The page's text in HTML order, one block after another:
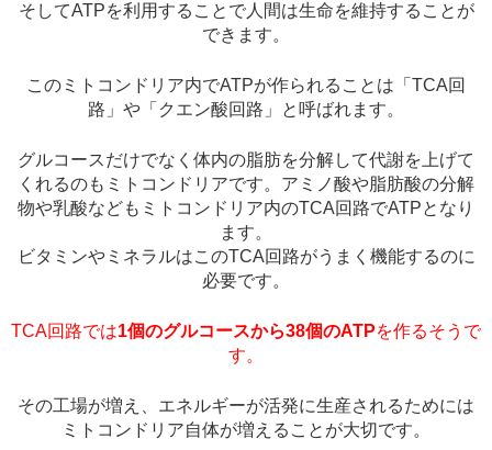
そしてATPを利用することで人間は生命を維持することが
できます。
このミトコンドリア内でATPが作られることは「TCA回
路」や「クエン酸回路」と呼ばれます。
グルコースだけでなく体内の脂肪を分解して代謝を上げて
くれるのもミトコンドリアです。アミノ酸や脂肪酸の分解
物や乳酸などもミトコンドリア内のTCA回路でATPとなり
ます。
ビタミンやミネラルはこのTCA回路がうまく機能するのに
必要です。
TCA回路では1個のグルコースから38個のATPを作るそうで
す。
その工場が増え、エネルギーが活発に生産されるためには
ミトコンドリア自体が増えることが大切です。